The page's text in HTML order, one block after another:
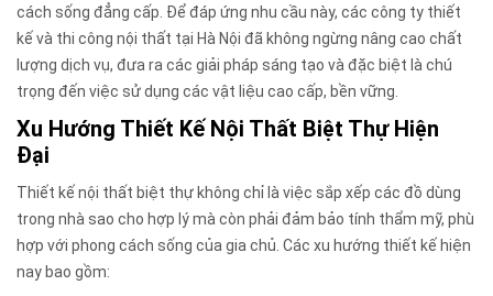
cách sống đẳng cấp. Để đáp ứng nhu cầu này, các công ty thiết
kế và thi công nội thất tại Hà Nội đã không ngừng nâng cao chất
lượng dịch vụ, đưa ra các giải pháp sáng tạo và đặc biệt là chú
trọng đến việc sử dụng các vật liệu cao cấp, bền vững.
Xu Hướng Thiết Kế Nội Thất Biệt Thự Hiện
Đại
Thiết kế nội thất biệt thự không chỉ là việc sắp xếp các đồ dùng
trong nhà sao cho hợp lý mà còn phải đảm bảo tính thẩm mỹ, phù
hợp với phong cách sống của gia chủ. Các xu hướng thiết kế hiện
nay bao gồm: